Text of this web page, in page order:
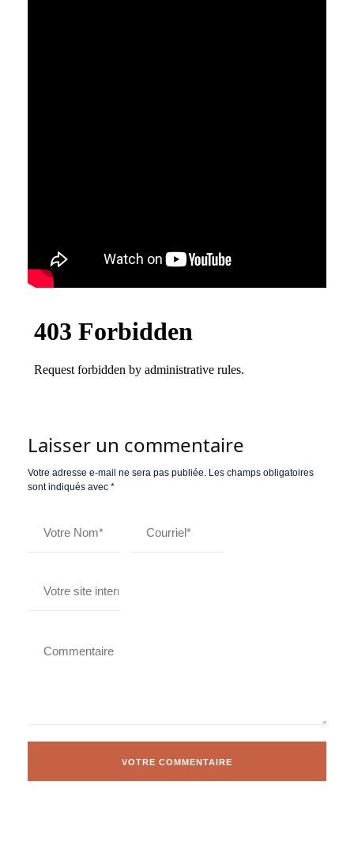
Laisser un commentaire
Votre adresse e-mail ne sera pas publiée. Les champs obligatoires
sont indiqués avec *